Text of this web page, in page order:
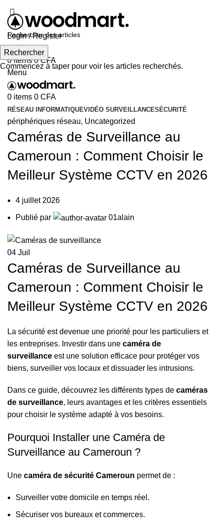
Login / Register
Rechercher
0items 0CFA
Menu
0 items 0 CFA
RÉSEAU INFORMATIQUEVIDÉO SURVEILLANCESÉCURITÉ
périphériques réseau, Uncategorized
Caméras de Surveillance au
Cameroun : Comment Choisir le
Meilleur Système CCTV en 2026
4 juillet 2026
Publié par 01alain
04 Juil
Caméras de Surveillance au
Cameroun : Comment Choisir le
Meilleur Système CCTV en 2026
La sécurité est devenue une priorité pour les particuliers et
les entreprises. Investir dans une caméra de
surveillance est une solution efficace pour protéger vos
biens, surveiller vos locaux et dissuader les intrusions.
Dans ce guide, découvrez les différents types de caméras
de surveillance, leurs avantages et les critères essentiels
pour choisir le système adapté à vos besoins.
Pourquoi Installer une Caméra de
Surveillance au Cameroun ?
Une caméra de sécurité Cameroun permet de :
Surveiller votre domicile en temps réel.
Sécuriser vos bureaux et commerces.
Rechercher
Commencez à taper pour voir les articles recherchés.